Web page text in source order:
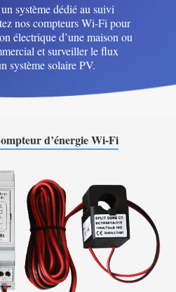
système dédié au suivi
nos compteurs Wi-Fi pour
électrique d’une maison ou
et surveiller le flux
système solaire PV.
d’énergie Wi-Fi